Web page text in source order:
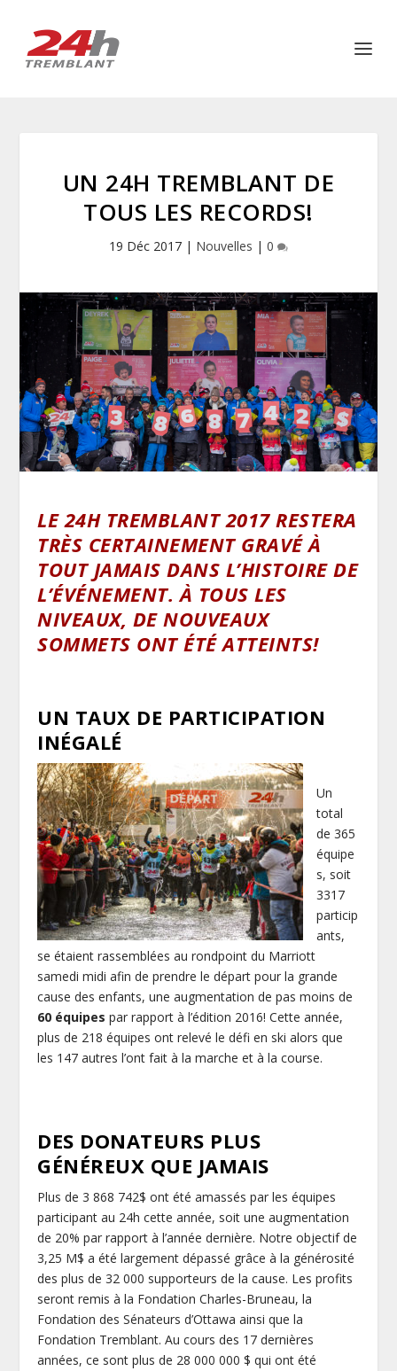
UN 24H TREMBLANT DE
TOUS LES RECORDS!
19 Déc 2017 | Nouvelles | 0
LE 24H TREMBLANT 2017 RESTERA
TRÈS CERTAINEMENT GRAVÉ À
TOUT JAMAIS DANS L’HISTOIRE DE
L’ÉVÉNEMENT. À TOUS LES
NIVEAUX, DE NOUVEAUX
SOMMETS ONT ÉTÉ ATTEINTS!
UN TAUX DE PARTICIPATION
INÉGALÉ
Un
total
de 365
équipe
s, soit
3317
particip
ants,
se étaient rassemblées au rondpoint du Marriott
samedi midi afin de prendre le départ pour la grande
cause des enfants, une augmentation de pas moins de
60 équipes par rapport à l’édition 2016! Cette année,
plus de 218 équipes ont relevé le défi en ski alors que
les 147 autres l’ont fait à la marche et à la course.
DES DONATEURS PLUS
GÉNÉREUX QUE JAMAIS
Plus de 3 868 742$ ont été amassés par les équipes
participant au 24h cette année, soit une augmentation
de 20% par rapport à l’année dernière. Notre objectif de
3,25 M$ a été largement dépassé grâce à la générosité
des plus de 32 000 supporteurs de la cause. Les profits
seront remis à la Fondation Charles-Bruneau, la
Fondation des Sénateurs d’Ottawa ainsi que la
Fondation Tremblant. Au cours des 17 dernières
années, ce sont plus de 28 000 000 $ qui ont été